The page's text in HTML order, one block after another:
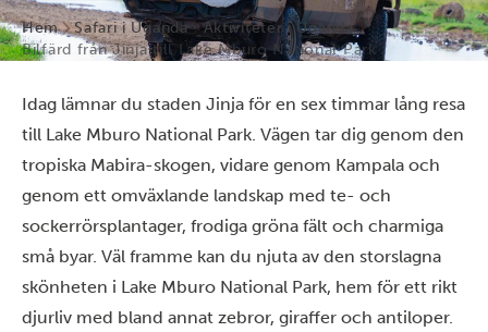
Hem Safari i Uganda
Aktiviteter i Uganda
Bilfärd från Jinja till Lake Mburo National Park
Idag lämnar du staden Jinja för en sex timmar lång resa
till Lake Mburo National Park. Vägen tar dig genom den
tropiska Mabira-skogen, vidare genom Kampala och
genom ett omväxlande landskap med te- och
sockerrörsplantager, frodiga gröna fält och charmiga
små byar. Väl framme kan du njuta av den storslagna
skönheten i Lake Mburo National Park, hem för ett rikt
djurliv med bland annat zebror, giraffer och antiloper.